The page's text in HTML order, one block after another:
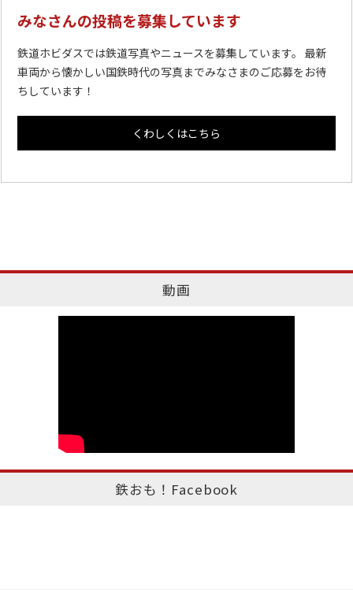
みなさんの投稿を募集しています
鉄道ホビダスでは鉄道写真やニュースを募集しています。 最新
車両から懐かしい国鉄時代の写真までみなさまのご応募をお待
ちしています！
くわしくはこちら
動画
鉄おも！Facebook